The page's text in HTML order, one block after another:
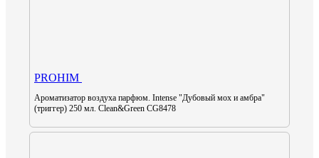
PROHIM
Ароматизатор воздуха парфюм. Intense "Дубовый мох и амбра"
(триггер) 250 мл. Clean&Green CG8478